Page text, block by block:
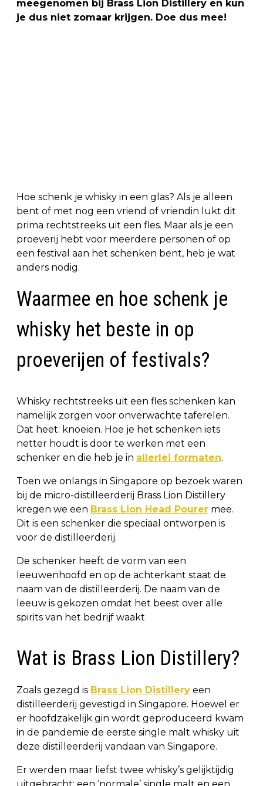
meegenomen bij Brass Lion Distillery en kun
je dus niet zomaar krijgen. Doe dus mee!
Hoe schenk je whisky in een glas? Als je alleen
bent of met nog een vriend of vriendin lukt dit
prima rechtstreeks uit een fles. Maar als je een
proeverij hebt voor meerdere personen of op
een festival aan het schenken bent, heb je wat
anders nodig.
Waarmee en hoe schenk je
whisky het beste in op
proeverijen of festivals?
Whisky rechtstreeks uit een fles schenken kan
namelijk zorgen voor onverwachte taferelen.
Dat heet: knoeien. Hoe je het schenken iets
netter houdt is door te werken met een
schenker en die heb je in allerlei formaten.
Toen we onlangs in Singapore op bezoek waren
bij de micro-distilleerderij Brass Lion Distillery
kregen we een Brass Lion Head Pourer mee.
Dit is een schenker die speciaal ontworpen is
voor de distilleerderij.
De schenker heeft de vorm van een
leeuwenhoofd en op de achterkant staat de
naam van de distilleerderij. De naam van de
leeuw is gekozen omdat het beest over alle
spirits van het bedrijf waakt
Wat is Brass Lion Distillery?
Zoals gezegd is Brass Lion Distillery een
distilleerderij gevestigd in Singapore. Hoewel er
er hoofdzakelijk gin wordt geproduceerd kwam
in de pandemie de eerste single malt whisky uit
deze distilleerderij vandaan van Singapore.
Er werden maar liefst twee whisky’s gelijktijdig